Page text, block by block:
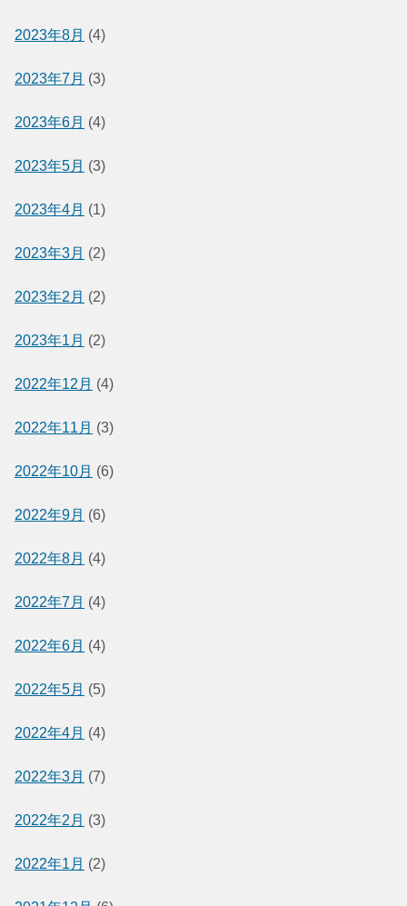
2023年8月 (4)
2023年7月 (3)
2023年6月 (4)
2023年5月 (3)
2023年4月 (1)
2023年3月 (2)
2023年2月 (2)
2023年1月 (2)
2022年12月 (4)
2022年11月 (3)
2022年10月 (6)
2022年9月 (6)
2022年8月 (4)
2022年7月 (4)
2022年6月 (4)
2022年5月 (5)
2022年4月 (4)
2022年3月 (7)
2022年2月 (3)
2022年1月 (2)